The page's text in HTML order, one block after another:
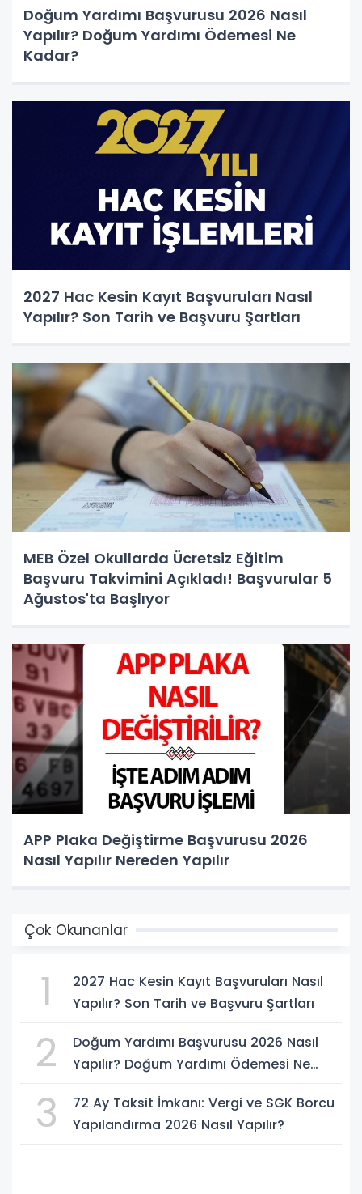
Doğum Yardımı Başvurusu 2026 Nasıl
Yapılır? Doğum Yardımı Ödemesi Ne
Kadar?
2027 Hac Kesin Kayıt Başvuruları Nasıl
Yapılır? Son Tarih ve Başvuru Şartları
MEB Özel Okullarda Ücretsiz Eğitim
Başvuru Takvimini Açıkladı! Başvurular 5
Ağustos'ta Başlıyor
APP Plaka Değiştirme Başvurusu 2026
Nasıl Yapılır Nereden Yapılır
Çok Okunanlar
1
2027 Hac Kesin Kayıt Başvuruları Nasıl
Yapılır? Son Tarih ve Başvuru Şartları
2
Doğum Yardımı Başvurusu 2026 Nasıl
Yapılır? Doğum Yardımı Ödemesi Ne
3
72 Ay Taksit İmkanı: Vergi ve SGK Borcu
Yapılandırma 2026 Nasıl Yapılır?